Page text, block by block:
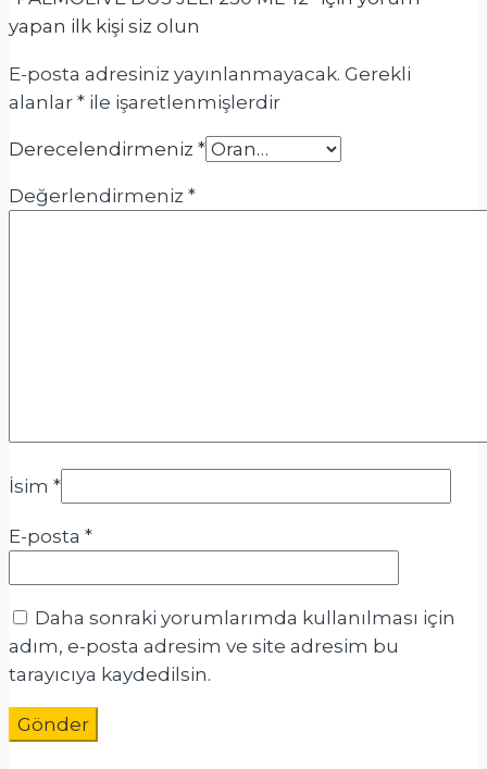
yapan ilk kişi siz olun
E-posta adresiniz yayınlanmayacak. Gerekli
alanlar * ile işaretlenmişlerdir
Derecelendirmeniz *
Değerlendirmeniz *
İsim *
E-posta *
Daha sonraki yorumlarımda kullanılması için
adım, e-posta adresim ve site adresim bu
tarayıcıya kaydedilsin.